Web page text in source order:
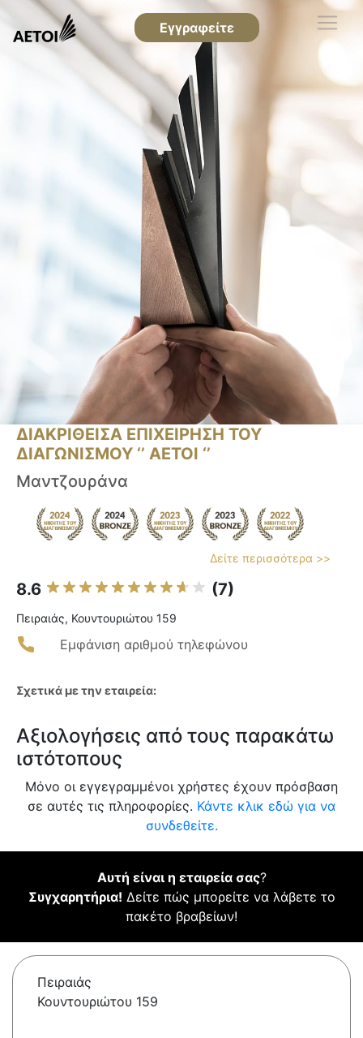
Εγγραφείτε
ΔΙΑΚΡΙΘΕΙΣΑ ΕΠΙΧΕΙΡΗΣΗ ΤΟΥ
ΔΙΑΓΩΝΙΣΜΟΥ ‘’ ΑΕΤΟΙ ‘’
Μαντζουράνα
Δείτε περισσότερα >>
8.6 (7)
Πειραιάς, Κουντουριώτου 159
Εμφάνιση αριθμού τηλεφώνου
Σχετικά με την εταιρεία:
Αξιολογήσεις από τους παρακάτω
ιστότοπους
Μόνο οι εγγεγραμμένοι χρήστες έχουν πρόσβαση
σε αυτές τις πληροφορίες. Κάντε κλικ εδώ για να
συνδεθείτε.
Αυτή είναι η εταιρεία σας?
Συγχαρητήρια! Δείτε πώς μπορείτε να λάβετε το
πακέτο βραβείων!
Πειραιάς
Κουντουριώτου 159